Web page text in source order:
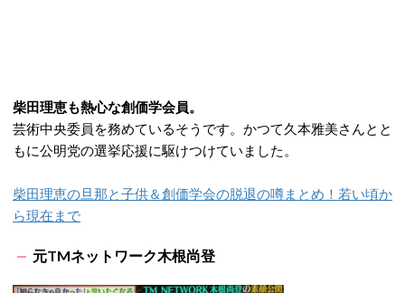
柴田理恵も熱心な創価学会員。
芸術中央委員を務めているそうです。かつて久本雅美さんとと
もに公明党の選挙応援に駆けつけていました。
柴田理恵の旦那と子供＆創価学会の脱退の噂まとめ！若い頃か
ら現在まで
元TMネットワーク木根尚登